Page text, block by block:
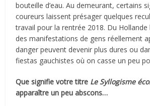
bouteille d’eau. Au demeurant, certains
coureurs laissent présager quelques
travail pour la rentrée 2018. Du
des manifestations de gens réellement
danger peuvent devenir plus dures ou
fiestas gauchistes où on casse un peu
Que signifie votre titre Le Syllogisme
apparaître un peu abscons…